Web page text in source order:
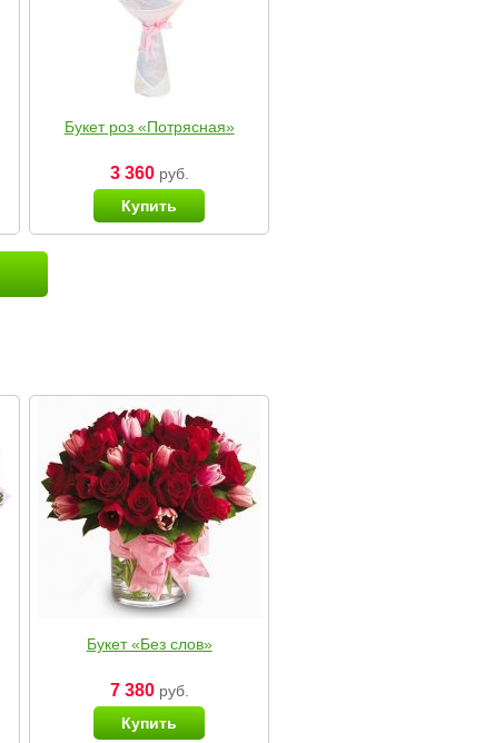
Букет роз «Потрясная»
3 360руб.
Купить
Букет «Без слов»
7 380руб.
Купить